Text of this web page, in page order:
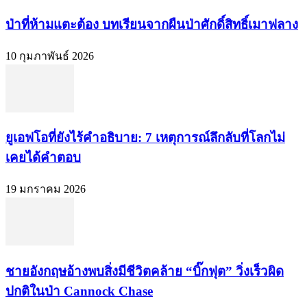
ป่าที่ห้ามแตะต้อง บทเรียนจากผืนป่าศักดิ์สิทธิ์เมาฟลาง
10 กุมภาพันธ์ 2026
ยูเอฟโอที่ยังไร้คำอธิบาย: 7 เหตุการณ์ลึกลับที่โลกไม่
เคยได้คำตอบ
19 มกราคม 2026
ชายอังกฤษอ้างพบสิ่งมีชีวิตคล้าย “บิ๊กฟุต” วิ่งเร็วผิด
ปกติในป่า Cannock Chase